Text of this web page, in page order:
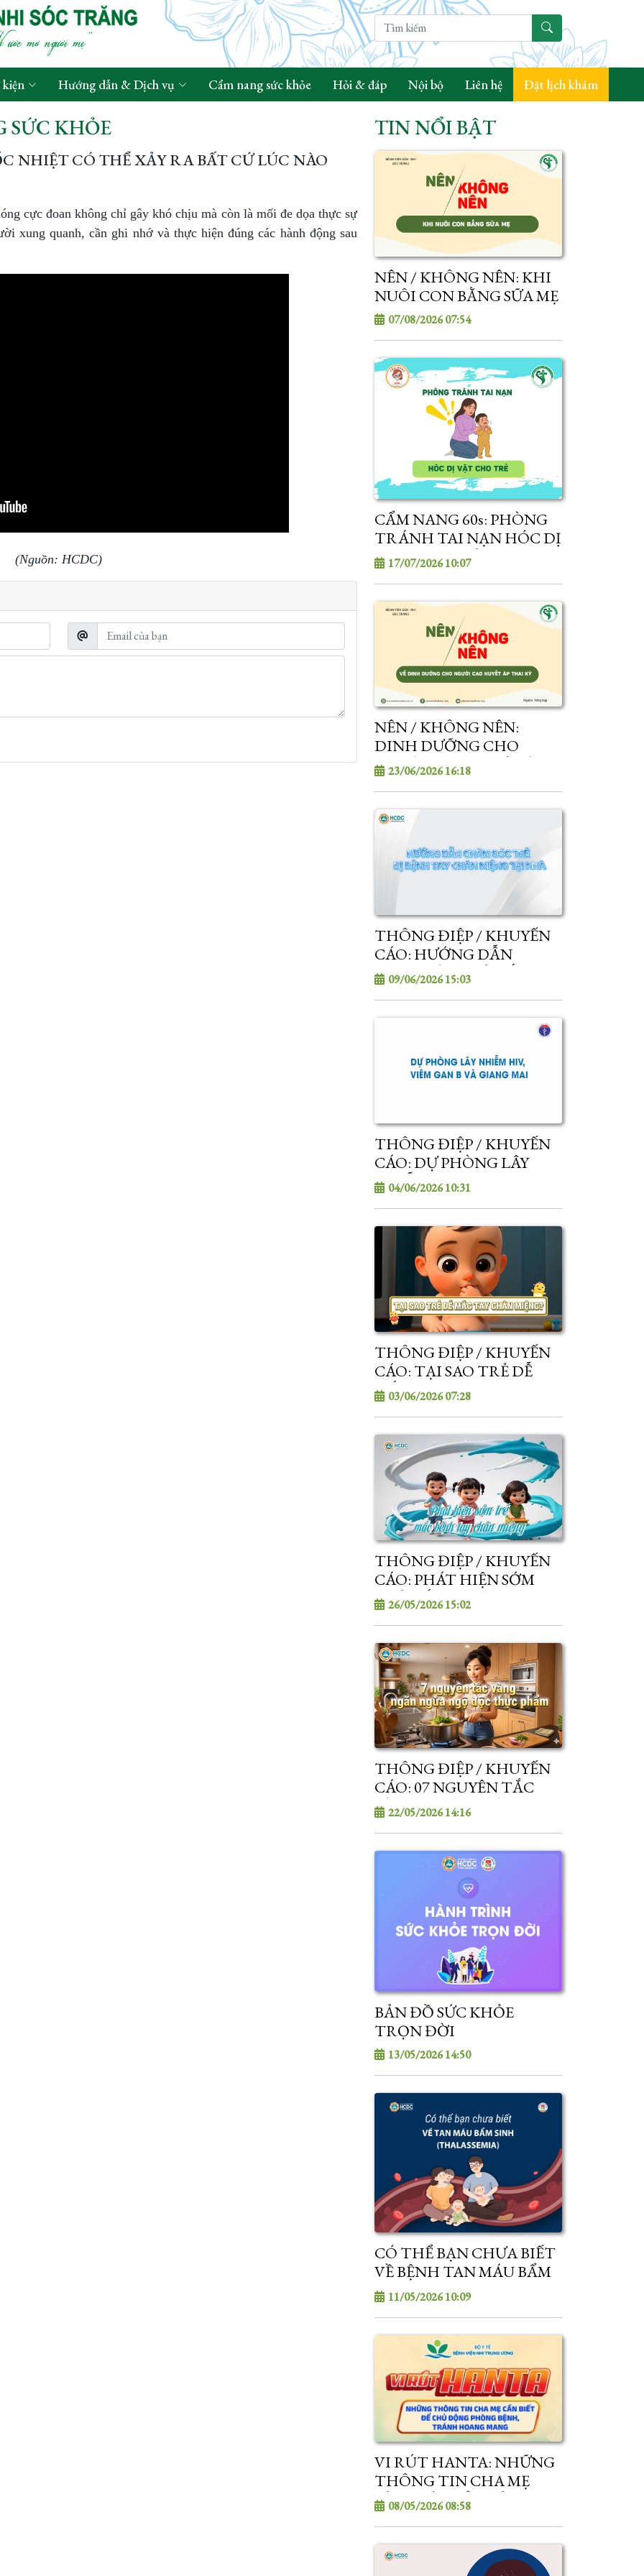
Hướng dẫn & Dịch vụ Cẩm nang sức khỏe Hỏi & đáp Nội bộ Liên hệ Đặt lịch khám
SỨC KHỎE
NHIỆT CÓ THỂ XẢY RA BẤT CỨ LÚC NÀO
cực đoan không chỉ gây khó chịu mà còn là mối đe dọa thực sự
xung quanh, cần ghi nhớ và thực hiện đúng các hành động sau
(Nguồn: HCDC)
TIN NỔI BẬT
NÊN / KHÔNG NÊN: KHI
NUÔI CON BẰNG SỮA MẸ
07/08/2026 07:54
CẨM NANG 60s: PHÒNG
TRÁNH TAI NẠN HÓC DỊ
VẬT CHO TRẺ
17/07/2026 10:07
NÊN / KHÔNG NÊN:
DINH DƯỠNG CHO
NGƯỜI CAO HUYẾT ÁP
THAI KỲ
23/06/2026 16:18
THÔNG ĐIỆP / KHUYẾN
CÁO: HƯỚNG DẪN
CHĂM SÓC TRẺ MẮC
BỆNH TAY CHÂN MIỆNG
09/06/2026 15:03
THÔNG ĐIỆP / KHUYẾN
CÁO: DỰ PHÒNG LÂY
NHIỄM HIV, VIÊM GAN B
& GIANG MAI TỪ MẸ
04/06/2026 10:31
THÔNG ĐIỆP / KHUYẾN
CÁO: TẠI SAO TRẺ DỄ
MẮC TAY CHÂN MIỆNG?
03/06/2026 07:28
THÔNG ĐIỆP / KHUYẾN
CÁO: PHÁT HIỆN SỚM
TRẺ MẮC BỆNH TAY
CHÂN MIỆNG
26/05/2026 15:02
THÔNG ĐIỆP / KHUYẾN
CÁO: 07 NGUYÊN TẮC
VÀNG NGĂN NGỪA NGỘ
ĐỘC THỰC PHẨM
22/05/2026 14:16
BẢN ĐỒ SỨC KHỎE
TRỌN ĐỜI
13/05/2026 14:50
CÓ THỂ BẠN CHƯA BIẾT
VỀ BỆNH TAN MÁU BẨM
SINH (THALASSEMIA)
11/05/2026 10:09
VI RÚT HANTA: NHỮNG
THÔNG TIN CHA MẸ
CẦN BIẾT ĐỂ CHỦ ĐỘNG
PHÒNG BỆNH, TRÁNH
08/05/2026 08:58